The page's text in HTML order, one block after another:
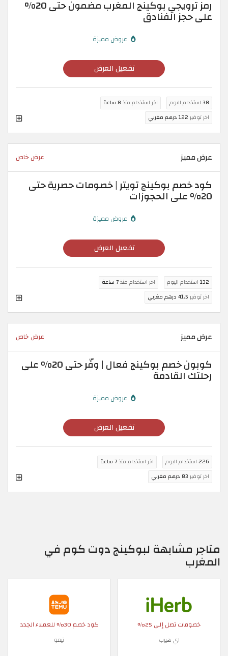
رمز ترويجي بوكينج المغرب مضمون حتى 20%
على حجز الفنادق
عروض مميزة
تفعيل العرض
38 استخدام اليوم اخر استخدام منذ 8 ساعة
اخر توفير 122 درهم مغربي
عرض مميز عرض خاص
كود خصم بوكينج تويتر | خصومات حصرية حتى
20% على الحجوزات
عروض مميزة
تفعيل العرض
132 استخدام اليوم اخر استخدام منذ7 ساعة
اخر توفير 41.5 درهم مغربي
عرض مميز عرض خاص
كوبون خصم بوكينج فعال | وفّر حتى 20% على
رحلتك القادمة
عروض مميزة
تفعيل العرض
226 استخدام اليوم اخر استخدام منذ7 ساعة
اخر توفير 83 درهم مغربي
متاجر مشابهة لبوكينج دوت كوم في
المغرب
خصومات تصل إلى 25%
اي هيرب
كود خصم 30% للعملاء الجدد
تيمو